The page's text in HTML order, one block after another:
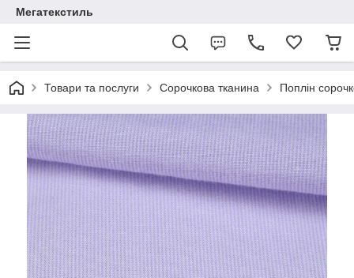
Мегатекстиль
Товари та послуги Сорочкова тканина Поплін